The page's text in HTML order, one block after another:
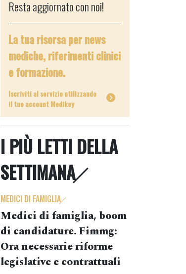
Resta aggiornato con noi!
La tua risorsa per news
mediche, riferimenti clinici
e formazione.
Iscriviti al servizio utilizzando
il tuo account Medikey
I PIÙ LETTI DELLA
SETTIMANA
MEDICI DI FAMIGLIA
Medici di famiglia, boom
di candidature. Fimmg:
Ora necessarie riforme
legislative e contrattuali